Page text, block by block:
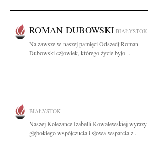
ROMAN DUBOWSKI BIAŁYSTOK
Na zawsze w naszej pamięci Odszedł Roman
Dubowski człowiek, którego życie było...
BIAŁYSTOK
Naszej Koleżance Izabelli Kowalewskiej wyrazy
głębokiego współczucia i słowa wsparcia z...